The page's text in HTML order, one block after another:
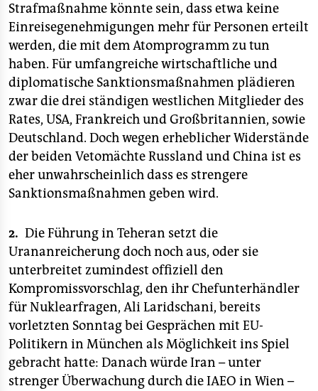
Strafmaßnahme könnte sein, dass etwa keine
Einreisegenehmigungen mehr für Personen erteilt
werden, die mit dem Atomprogramm zu tun
haben. Für umfangreiche wirtschaftliche und
diplomatische Sanktionsmaßnahmen plädieren
zwar die drei ständigen westlichen Mitglieder des
Rates, USA, Frankreich und Großbritannien, sowie
Deutschland. Doch wegen erheblicher Widerstände
der beiden Vetomächte Russland und China ist es
eher unwahrscheinlich dass es strengere
Sanktionsmaßnahmen geben wird.
2. Die Führung in Teheran setzt die
Urananreicherung doch noch aus, oder sie
unterbreitet zumindest offiziell den
Kompromissvorschlag, den ihr Chefunterhändler
für Nuklearfragen, Ali Laridschani, bereits
vorletzten Sonntag bei Gesprächen mit EU-
Politikern in München als Möglichkeit ins Spiel
gebracht hatte: Danach würde Iran – unter
strenger Überwachung durch die IAEO in Wien –